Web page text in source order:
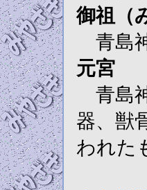
御祖（
青島
元宮
青島
器、獣
われた